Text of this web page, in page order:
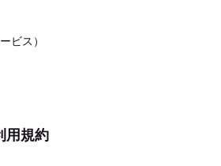
ビス）
用規約